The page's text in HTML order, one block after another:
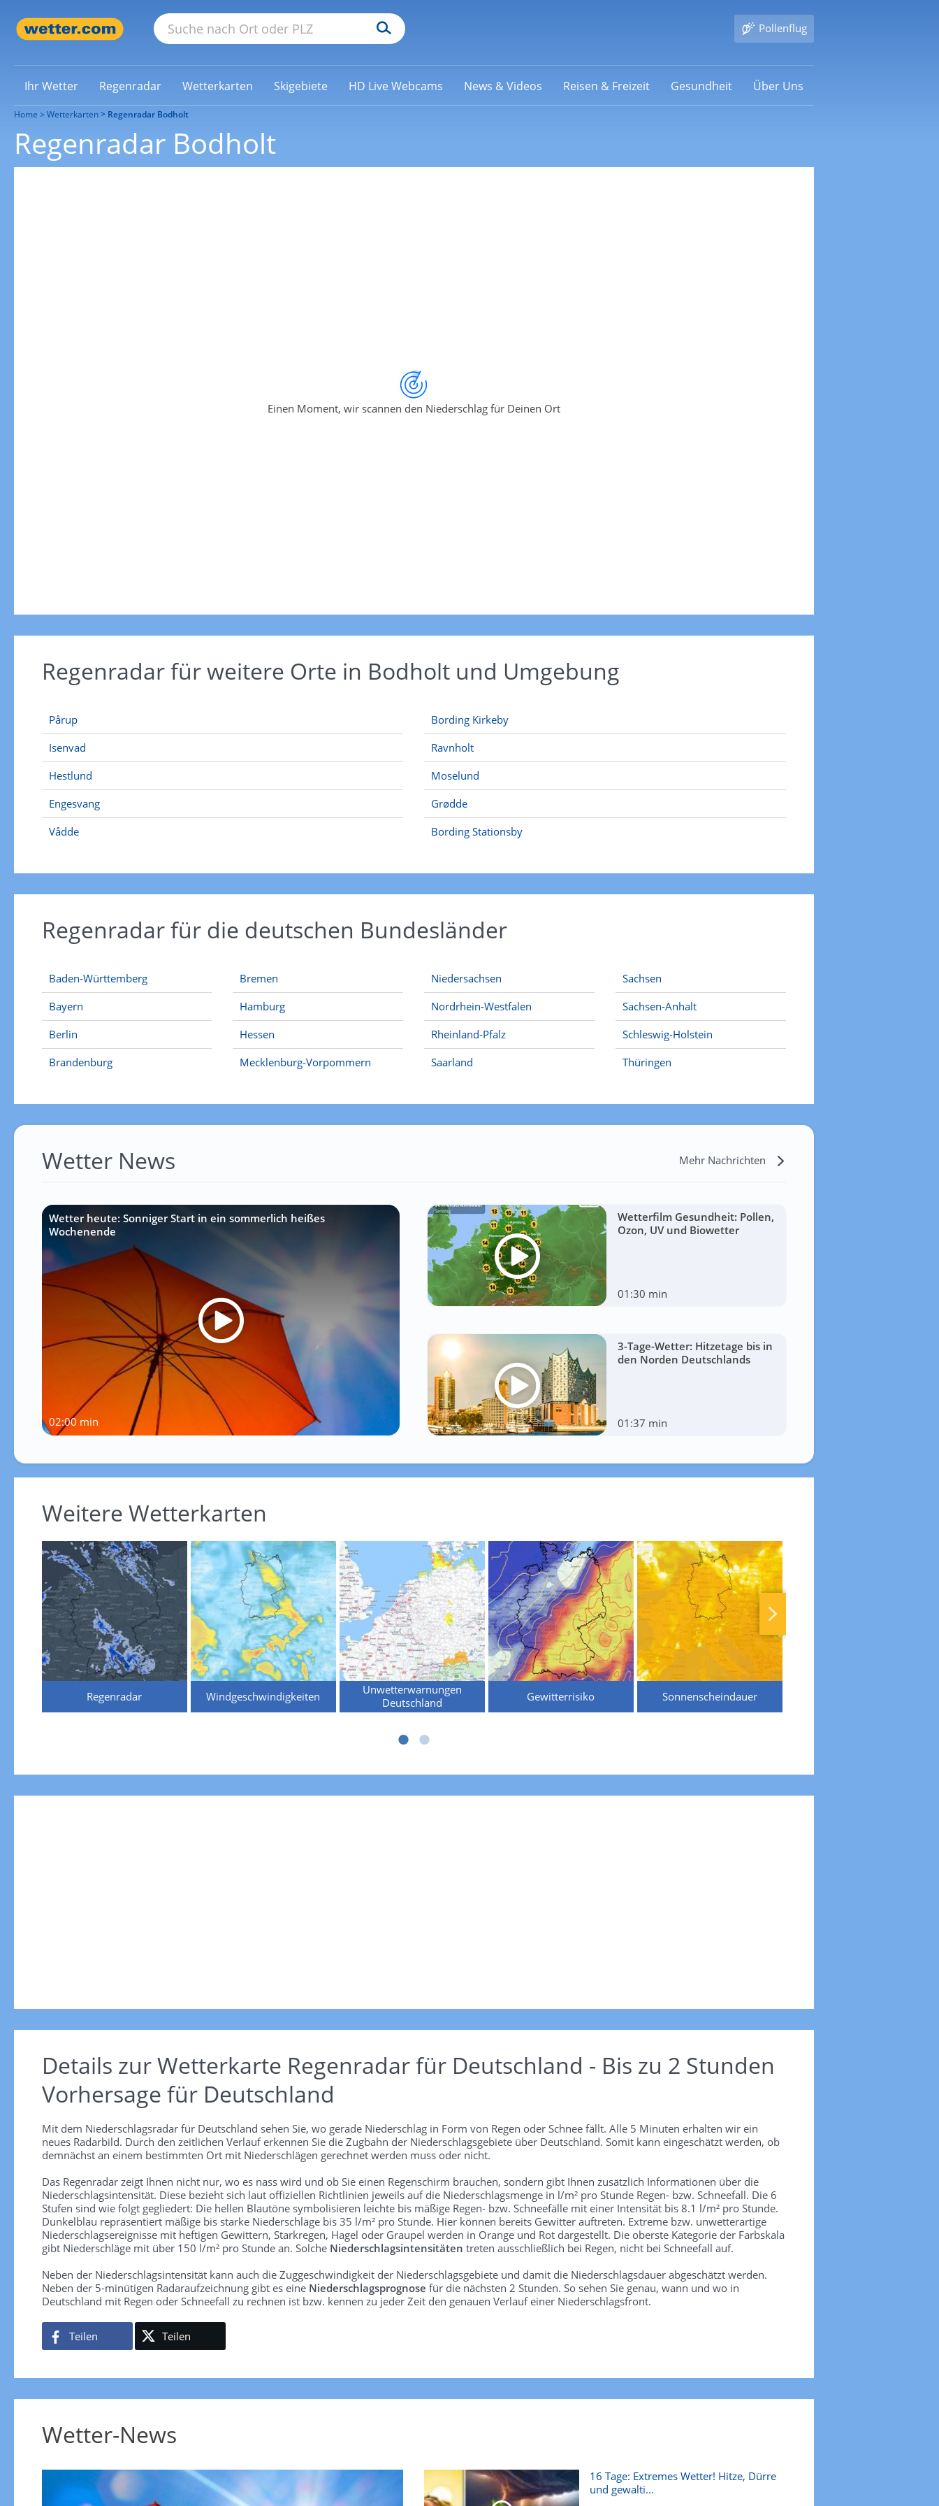
Pollenflug
Ihr Wetter Regenradar Wetterkarten Skigebiete HD Live Webcams News & Videos Reisen & Freizeit Gesundheit Über Uns
Home Wetterkarten Regenradar Bodholt
Regenradar Bodholt
Einen Moment, wir scannen den Niederschlag für Deinen Ort
Regenradar für weitere Orte in Bodholt und Umgebung
Pårup
Isenvad
Hestlund
Engesvang
Vådde
Bording Kirkeby
Ravnholt
Moselund
Grødde
Bording Stationsby
Regenradar für die deutschen Bundesländer
Baden-Württemberg
Bayern
Berlin
Brandenburg
Bremen
Hamburg
Hessen
Mecklenburg-Vorpommern
Niedersachsen
Nordrhein-Westfalen
Rheinland-Pfalz
Saarland
Sachsen
Sachsen-Anhalt
Schleswig-Holstein
Thüringen
Wetter News Mehr Nachrichten
Wetter heute: Sonniger Start in ein sommerlich heißes
Wochenende
02:00 min
Wetterfilm Gesundheit: Pollen,
Ozon, UV und Biowetter
01:30 min
3-Tage-Wetter: Hitzetage bis in
den Norden Deutschlands
01:37 min
Weitere Wetterkarten
Regenradar Windgeschwindigkeiten
Unwetterwarnungen
Deutschland
Gewitterrisiko Sonnenscheindauer
Details zur Wetterkarte Regenradar für Deutschland - Bis zu 2 Stunden
Vorhersage für Deutschland
Mit dem Niederschlagsradar für Deutschland sehen Sie, wo gerade Niederschlag in Form von Regen oder Schnee fällt. Alle 5 Minuten erhalten wir ein
neues Radarbild. Durch den zeitlichen Verlauf erkennen Sie die Zugbahn der Niederschlagsgebiete über Deutschland. Somit kann eingeschätzt werden, ob
demnächst an einem bestimmten Ort mit Niederschlägen gerechnet werden muss oder nicht.
Das Regenradar zeigt Ihnen nicht nur, wo es nass wird und ob Sie einen Regenschirm brauchen, sondern gibt Ihnen zusätzlich Informationen über die
Niederschlagsintensität. Diese bezieht sich laut offiziellen Richtlinien jeweils auf die Niederschlagsmenge in l/m² pro Stunde Regen- bzw. Schneefall. Die 6
Stufen sind wie folgt gegliedert: Die hellen Blautöne symbolisieren leichte bis mäßige Regen- bzw. Schneefälle mit einer Intensität bis 8.1 l/m² pro Stunde.
Dunkelblau repräsentiert mäßige bis starke Niederschläge bis 35 l/m² pro Stunde. Hier können bereits Gewitter auftreten. Extreme bzw. unwetterartige
Niederschlagsereignisse mit heftigen Gewittern, Starkregen, Hagel oder Graupel werden in Orange und Rot dargestellt. Die oberste Kategorie der Farbskala
gibt Niederschläge mit über 150 l/m² pro Stunde an. Solche Niederschlagsintensitäten treten ausschließlich bei Regen, nicht bei Schneefall auf.
Neben der Niederschlagsintensität kann auch die Zuggeschwindigkeit der Niederschlagsgebiete und damit die Niederschlagsdauer abgeschätzt werden.
Neben der 5-minütigen Radaraufzeichnung gibt es eine Niederschlagsprognose für die nächsten 2 Stunden. So sehen Sie genau, wann und wo in
Deutschland mit Regen oder Schneefall zu rechnen ist bzw. kennen zu jeder Zeit den genauen Verlauf einer Niederschlagsfront.
Teilen Teilen
Wetter-News
16 Tage: Extremes Wetter! Hitze, Dürre
und gewalti...